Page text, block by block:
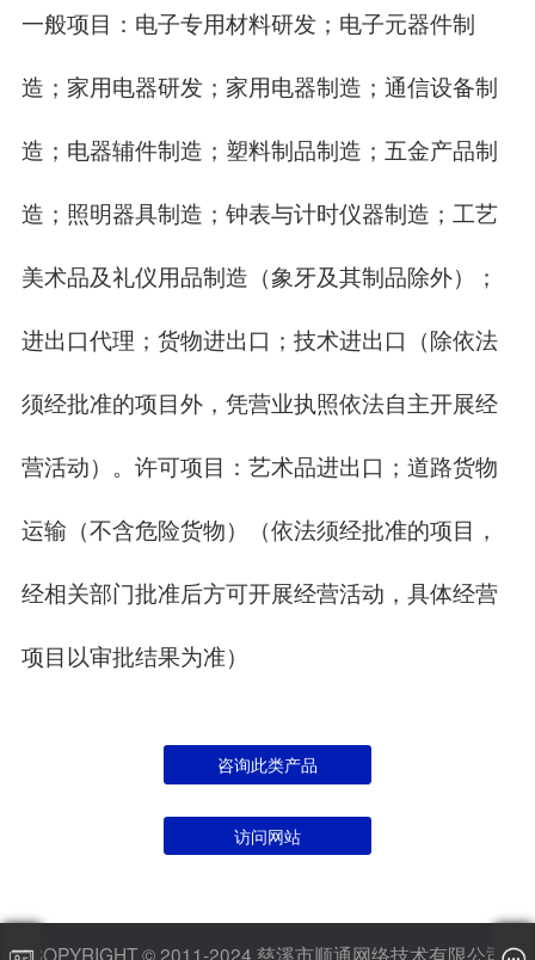
一般项目：电子专用材料研发；电子元器件制
造；家用电器研发；家用电器制造；通信设备制
造；电器辅件制造；塑料制品制造；五金产品制
造；照明器具制造；钟表与计时仪器制造；工艺
美术品及礼仪用品制造（象牙及其制品除外）；
进出口代理；货物进出口；技术进出口（除依法
须经批准的项目外，凭营业执照依法自主开展经
营活动）。许可项目：艺术品进出口；道路货物
运输（不含危险货物）（依法须经批准的项目，
经相关部门批准后方可开展经营活动，具体经营
项目以审批结果为准）
咨询此类产品
访问网站
COPYRIGHT © 2011-2024 慈溪市顺通网络技术有限公司